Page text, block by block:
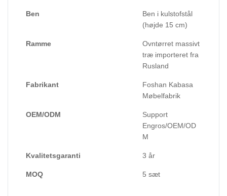
Ben
Ben i kulstofstål
(højde 15 cm)
Ramme
Ovntørret massivt
træ importeret fra
Rusland
Fabrikant
Foshan Kabasa
Møbelfabrik
OEM/ODM
Support
Engros/OEM/OD
M
Kvalitetsgaranti 3 år
MOQ 5 sæt